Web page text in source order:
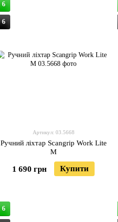
6
6
Артикул: 03.5668
Ручний ліхтар Scangrip Work Lite
M
1 690 грн Купити
6